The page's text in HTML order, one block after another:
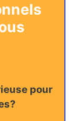
pour